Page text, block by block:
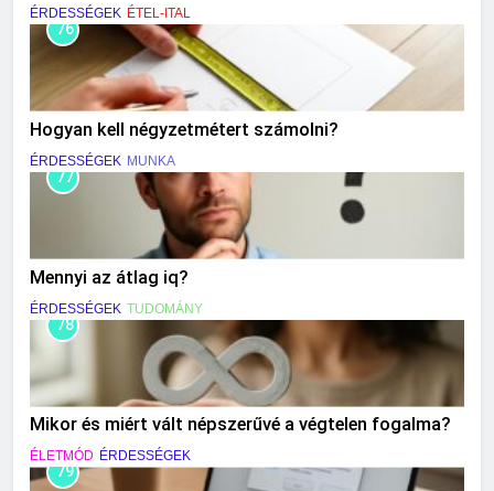
ÉRDESSÉGEK ÉTEL-ITAL
76
Hogyan kell négyzetmétert számolni?
ÉRDESSÉGEK MUNKA
77
Mennyi az átlag iq?
ÉRDESSÉGEK TUDOMÁNY
78
Mikor és miért vált népszerűvé a végtelen fogalma?
ÉLETMÓD ÉRDESSÉGEK
79